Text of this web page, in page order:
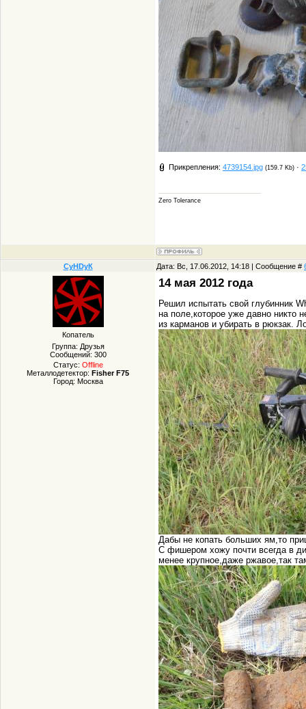
Прикрепления: 4739154.jpg (159.7 Kb) ·
Zero Tolerance
СуHDуК Дата: Вс, 17.06.2012, 14:18 | Сообщение #
Копатель
Группа: Друзья
Сообщений: 300
Статус: Offline
Металлодетектор: Fisher F75
Город: Москва
14 мая 2012 года
Решил испытать свой глубинник
на поле,которое уже давно никто
из карманов и убирать в рюкзак.
Дабы не копать больших ям,то
С фишером хожу почти всегда в
менее крупное,даже ржавое,так